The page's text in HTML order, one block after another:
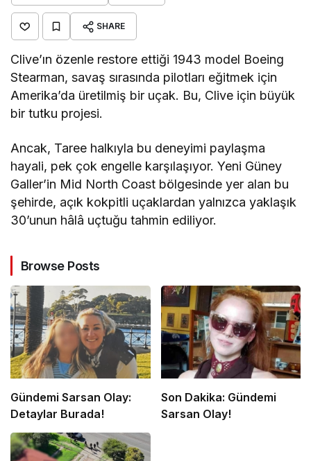
SHARE
Clive’ın özenle restore ettiği 1943 model Boeing
Stearman, savaş sırasında pilotları eğitmek için
Amerika’da üretilmiş bir uçak. Bu, Clive için büyük
bir tutku projesi.
Ancak, Taree halkıyla bu deneyimi paylaşma
hayali, pek çok engelle karşılaşıyor. Yeni Güney
Galler’in Mid North Coast bölgesinde yer alan bu
şehirde, açık kokpitli uçaklardan yalnızca yaklaşık
30’unun hâlâ uçtuğu tahmin ediliyor.
Browse Posts
Gündemi Sarsan Olay:
Detaylar Burada!
Son Dakika: Gündemi
Sarsan Olay!